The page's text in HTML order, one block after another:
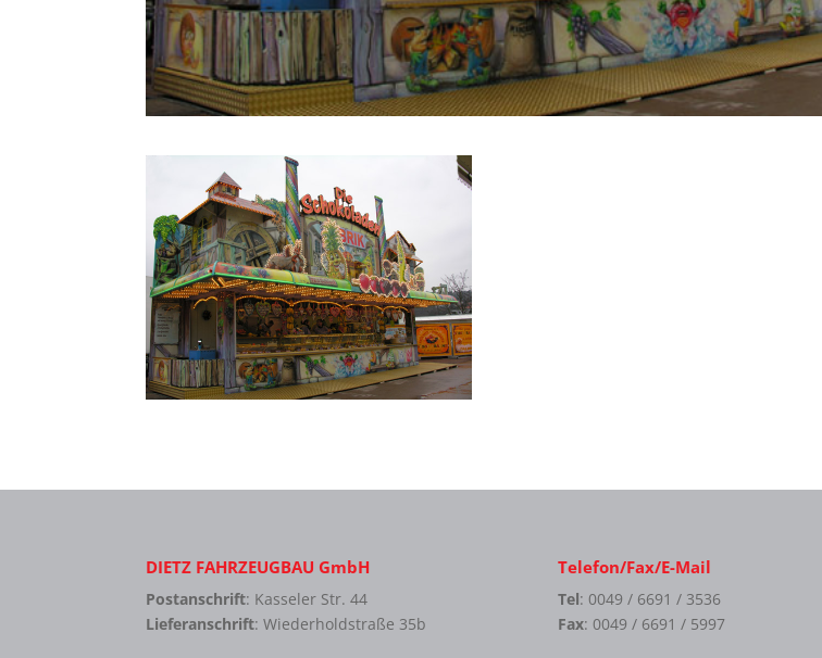
DIETZ FAHRZEUGBAU GmbH
Postanschrift: Kasseler Str. 44
Lieferanschrift: Wiederholdstraße 35b
Telefon/Fax/E-Mail
Tel: 0049 / 6691 / 3536
Fax: 0049 / 6691 / 5997